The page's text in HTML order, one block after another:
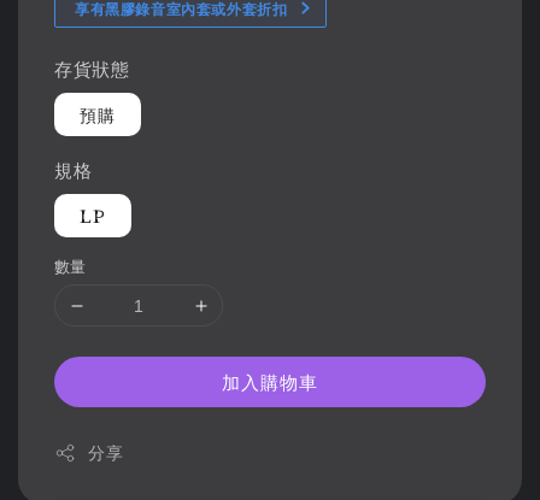
享有黑膠錄音室內套或外套折扣
存貨狀態
預購
規格
LP
數量
加入購物車
分享